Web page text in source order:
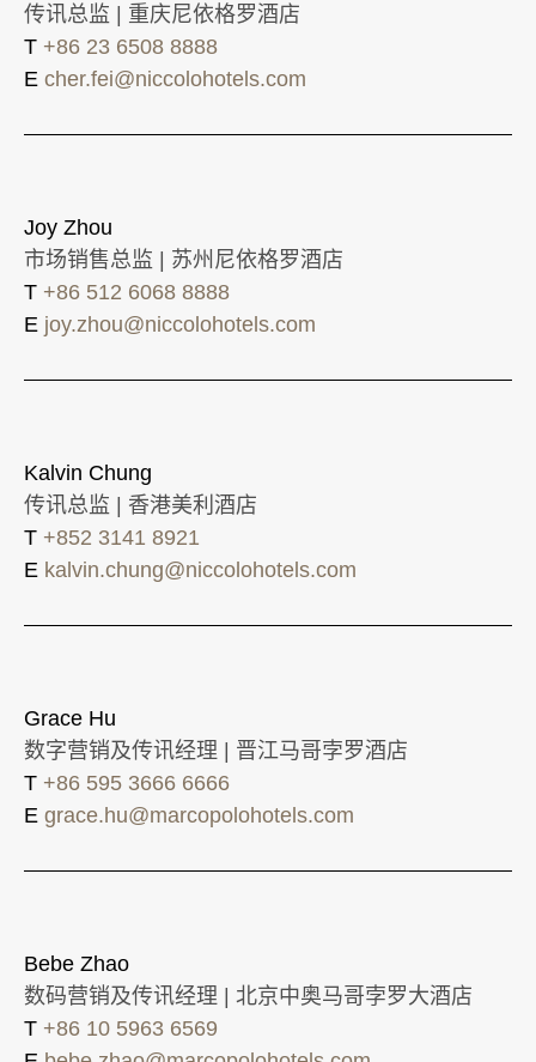
传讯总监 | 重庆尼依格罗酒店
T +86 23 6508 8888
E cher.fei@niccolohotels.com
Joy Zhou
市场销售总监 | 苏州尼依格罗酒店
T +86 512 6068 8888
E joy.zhou@niccolohotels.com
Kalvin Chung
传讯总监 | 香港美利酒店
T +852 3141 8921
E kalvin.chung@niccolohotels.com
Grace Hu
数字营销及传讯经理 | 晋江马哥孛罗酒店
T +86 595 3666 6666
E grace.hu@marcopolohotels.com
Bebe Zhao
数码营销及传讯经理 | 北京中奥马哥孛罗大酒店
T +86 10 5963 6569